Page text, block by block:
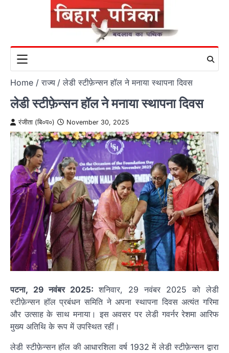
Home राज्य लेडी स्टीफ़ेन्सन हॉल ने मनाया स्थापना दिवस
लेडी स्टीफ़ेन्सन हॉल ने मनाया स्थापना दिवस
रंजीता (बि०प०) November 30, 2025
पटना, 29 नवंबर 2025:शनिवार, 29 नवंबर 2025 को लेडी
स्टीफ़ेन्सन हॉल प्रबंधन समिति ने अपना स्थापना दिवस अत्यंत गरिमा
और उत्साह के साथ मनाया। इस अवसर पर लेडी गवर्नर रेशमा आरिफ
मुख्य अतिथि के रूप में उपस्थित रहीं।
लेडी स्टीफ़ेन्सन हॉल की आधारशिला वर्ष 1932 में लेडी स्टीफ़ेन्सन द्वारा